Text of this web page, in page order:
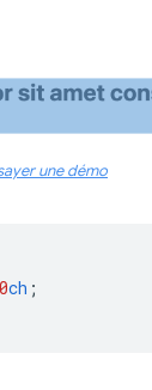
une démo
ch ;